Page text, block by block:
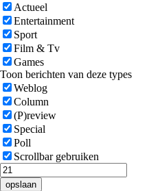
Actueel
Entertainment
Sport
Film & Tv
Games
Toon berichten van deze types
Weblog
Column
(P)review
Special
Poll
Scrollbar gebruiken
opslaan